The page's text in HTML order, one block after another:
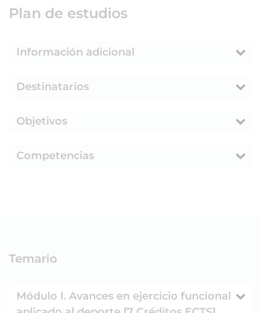
Plan de estudios
Información adicional
Destinatarios
Objetivos
Competencias
Temario
Módulo I. Avances en ejercicio funcional